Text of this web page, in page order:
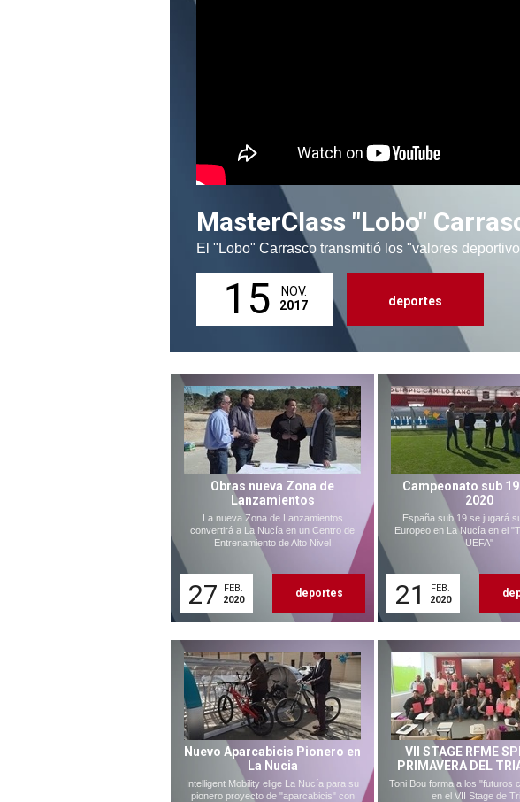
MasterClass "Lobo"
El "Lobo" Carrasco transmitió los "valores
15
NOV.
2017
deportes
Obras nueva Zona de
Lanzamientos
La nueva Zona de Lanzamientos
convertirá a La Nucía en un Centro de
Entrenamiento de Alto Nivel
27
FEB.
2020
deportes
Campeonato sub
2020
España sub 19 se jugará
Europeo en La Nucía en el
UEFA"
21
FEB.
2020
Nuevo Aparcabicis Pionero en
La Nucia
Intelligent Mobility elige La Nucía para su
pionero proyecto de "aparcabicis" con
VII STAGE RFME
PRIMAVERA DEL
Toni Bou forma a los "futuros
en el VII Stage de